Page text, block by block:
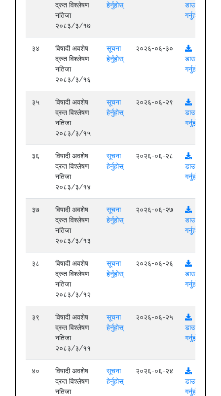
द्रुत विश्लेषण
नतिजा
२०८३/३/१७
हेर्नुहोस्
डाउनलोड
गर्नुहोस्
३४
विषादी अवशेष
द्रुत विश्लेषण
नतिजा
२०८३/३/१६
सूचना
हेर्नुहोस्
२०२६-०६-३०
डाउनलोड
गर्नुहोस्
३५
विषादी अवशेष
द्रुत विश्लेषण
नतिजा
२०८३/३/१५
सूचना
हेर्नुहोस्
२०२६-०६-२९
डाउनलोड
गर्नुहोस्
३६
विषादी अवशेष
द्रुत विश्लेषण
नतिजा
२०८३/३/१४
सूचना
हेर्नुहोस्
२०२६-०६-२८
डाउनलोड
गर्नुहोस्
३७
विषादी अवशेष
द्रुत विश्लेषण
नतिजा
२०८३/३/१३
सूचना
हेर्नुहोस्
२०२६-०६-२७
डाउनलोड
गर्नुहोस्
३८
विषादी अवशेष
द्रुत विश्लेषण
नतिजा
२०८३/३/१२
सूचना
हेर्नुहोस्
२०२६-०६-२६
डाउनलोड
गर्नुहोस्
३९
विषादी अवशेष
द्रुत विश्लेषण
नतिजा
२०८३/३/११
सूचना
हेर्नुहोस्
२०२६-०६-२५
डाउनलोड
गर्नुहोस्
४०
विषादी अवशेष
द्रुत विश्लेषण
नतिजा
सूचना
हेर्नुहोस्
२०२६-०६-२४
डाउनलोड
गर्नुहोस्